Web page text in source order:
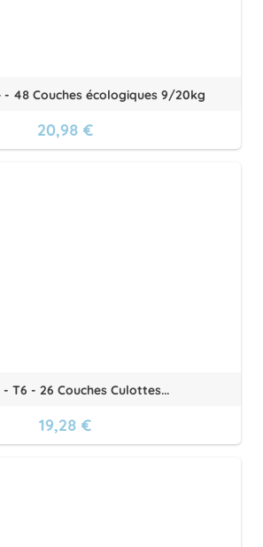
- 48 Couches écologiques 9/20kg
20,98 €
- T6 - 26 Couches Culottes...
19,28 €